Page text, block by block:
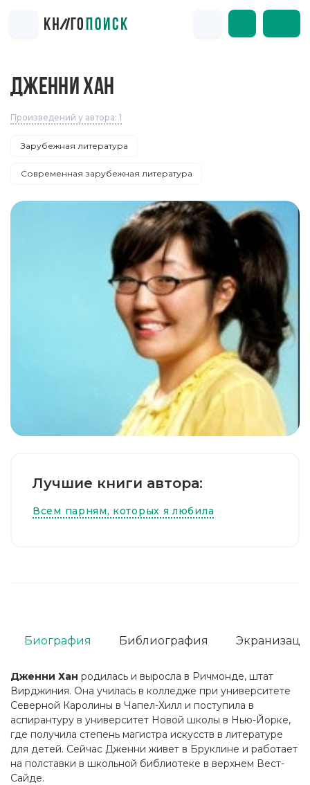
ДЖЕННИ ХАН
Произведений у автора: 1
Зарубежная литература
Современная зарубежная литература
Лучшие книги автора:
Всем парням, которых я любила
Дженни Хан родилась и выросла в Ричмонде, штат
Вирджиния. Она училась в колледже при университете
Северной Каролины в Чапел-Хилл и поступила в
аспирантуру в университет Новой школы в Нью-Йорке,
где получила степень магистра искусств в литературе
для детей. Сейчас Дженни живет в Бруклине и работает
на полставки в школьной библиотеке в верхнем Вест-
Сайде.
Биография Библиография